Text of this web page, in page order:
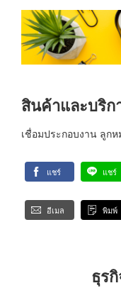
สินค้าและบริก
เชื่อมประกอบงาน ลูก
แชร์ แชร์
อีเมล พิมพ์
ธุร